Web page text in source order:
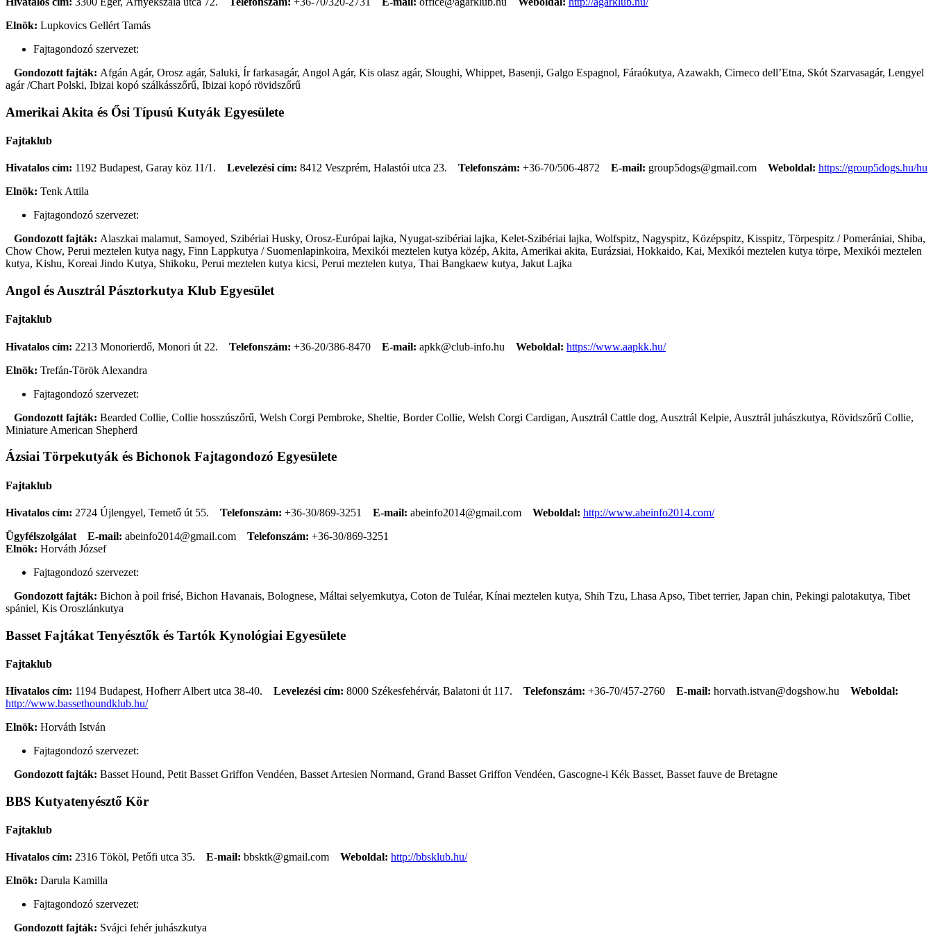
Elnök: Lupkovics Gellért Tamás
Fajtagondozó szervezet:
Gondozott fajták: Afgán Agár, Orosz agár, Saluki, Ír farkasagár, Angol Agár, Kis olasz agár, Sloughi, Whippet, Basenji, Galgo Espagnol, Fáraókutya, Azawakh, Cirneco dell’Etna, Skót Szarvasagár, Lengyel
agár /Chart Polski, Ibizai kopó szálkásszőrű, Ibizai kopó rövidszőrű
Amerikai Akita és Ősi Típusú Kutyák Egyesülete
Fajtaklub
Hivatalos cím: 1192 Budapest, Garay köz 11/1. Levelezési cím: 8412 Veszprém, Halastói utca 23. Telefonszám: +36-70/506-4872 E-mail: group5dogs@gmail.com Weboldal: https://group5dogs.hu/hu
Elnök: Tenk Attila
Fajtagondozó szervezet:
Gondozott fajták: Alaszkai malamut, Samoyed, Szibériai Husky, Orosz-Európai lajka, Nyugat-szibériai lajka, Kelet-Szibériai lajka, Wolfspitz, Nagyspitz, Középspitz, Kisspitz, Törpespitz / Pomerániai, Shiba,
Chow Chow, Perui meztelen kutya nagy, Finn Lappkutya / Suomenlapinkoira, Mexikói meztelen kutya közép, Akita, Amerikai akita, Eurázsiai, Hokkaido, Kai, Mexikói meztelen kutya törpe, Mexikói meztelen
kutya, Kishu, Koreai Jindo Kutya, Shikoku, Perui meztelen kutya kicsi, Perui meztelen kutya, Thai Bangkaew kutya, Jakut Lajka
Angol és Ausztrál Pásztorkutya Klub Egyesület
Fajtaklub
Hivatalos cím: 2213 Monorierdő, Monori út 22. Telefonszám: +36-20/386-8470 E-mail: apkk@club-info.hu Weboldal: https://www.aapkk.hu/
Elnök: Trefán-Török Alexandra
Fajtagondozó szervezet:
Gondozott fajták: Bearded Collie, Collie hosszúszőrű, Welsh Corgi Pembroke, Sheltie, Border Collie, Welsh Corgi Cardigan, Ausztrál Cattle dog, Ausztrál Kelpie, Ausztrál juhászkutya, Rövidszőrű Collie,
Miniature American Shepherd
Ázsiai Törpekutyák és Bichonok Fajtagondozó Egyesülete
Fajtaklub
Hivatalos cím: 2724 Újlengyel, Temető út 55. Telefonszám: +36-30/869-3251 E-mail: abeinfo2014@gmail.com Weboldal: http://www.abeinfo2014.com/
Ügyfélszolgálat
E-mail: abeinfo2014@gmail.com Telefonszám: +36-30/869-3251
Elnök: Horváth József
Fajtagondozó szervezet:
Gondozott fajták: Bichon à poil frisé, Bichon Havanais, Bolognese, Máltai selyemkutya, Coton de Tuléar, Kínai meztelen kutya, Shih Tzu, Lhasa Apso, Tibet terrier, Japan chin, Pekingi palotakutya, Tibet
spániel, Kis Oroszlánkutya
Basset Fajtákat Tenyésztők és Tartók Kynológiai Egyesülete
Fajtaklub
Hivatalos cím: 1194 Budapest, Hofherr Albert utca 38-40. Levelezési cím: 8000 Székesfehérvár, Balatoni út 117. Telefonszám: +36-70/457-2760 E-mail: horvath.istvan@dogshow.hu
Weboldal:
http://www.bassethoundklub.hu/
Elnök: Horváth István
Fajtagondozó szervezet:
Gondozott fajták: Basset Hound, Petit Basset Griffon Vendéen, Basset Artesien Normand, Grand Basset Griffon Vendéen, Gascogne-i Kék Basset, Basset fauve de Bretagne
BBS Kutyatenyésztő Kör
Fajtaklub
Hivatalos cím: 2316 Tököl, Petőfi utca 35. E-mail: bbsktk@gmail.com Weboldal: http://bbsklub.hu/
Elnök: Darula Kamilla
Fajtagondozó szervezet:
Gondozott fajták: Svájci fehér juhászkutya